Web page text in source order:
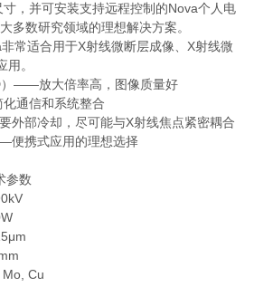
，并可安装支持远程控制的Nova个人电
多数研究领域的理想解决方案。
常适合用于X射线微断层成像、X射线微
。
放大倍率高，图像质量好
信和系统整合
冷却，尽可能与X射线焦点紧密耦合
携式应用的理想选择
参数
Cu